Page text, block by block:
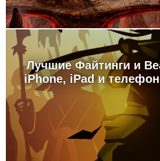
Лучшие Файтинги и
iPhone, iPad и